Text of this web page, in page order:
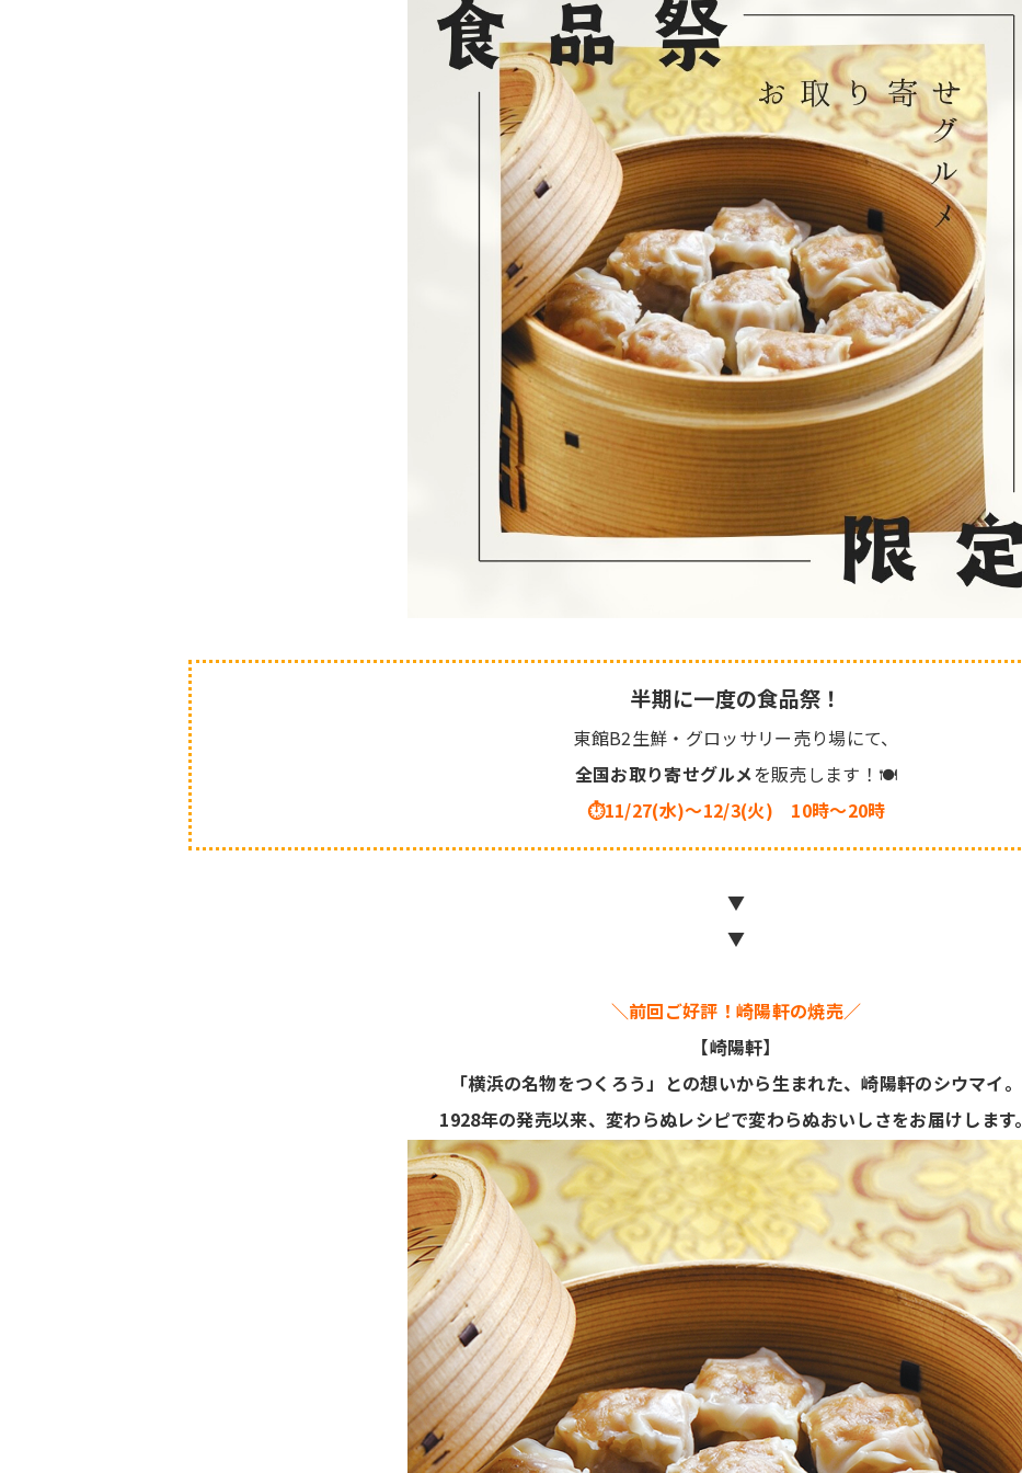
半期に一度の食品祭！
東館B2生鮮・グロッサリー売り場にて、
全国お取り寄せグルメを販売します！🍽
⏱11/27(水)～12/3(火) 10時～20時
▼
▼
＼前回ご好評！崎陽軒の焼売／
【崎陽軒】
「横浜の名物をつくろう」との想いから生まれた、崎陽軒のシウマイ。
1928年の発売以来、変わらぬレシピで変わらぬおいしさをお届けします。